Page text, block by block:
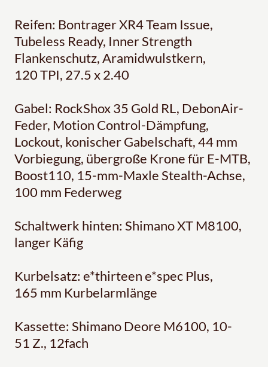
Reifen: Bontrager XR4 Team Issue,
Tubeless Ready, Inner Strength
Flankenschutz, Aramidwulstkern,
120 TPI, 27.5 x 2.40
Gabel: RockShox 35 Gold RL, DebonAir-
Feder, Motion Control-Dämpfung,
Lockout, konischer Gabelschaft, 44 mm
Vorbiegung, übergroße Krone für E-MTB,
Boost110, 15-mm-Maxle Stealth-Achse,
100 mm Federweg
Schaltwerk hinten: Shimano XT M8100,
langer Käfig
Kurbelsatz: e*thirteen e*spec Plus,
165 mm Kurbelarmlänge
Kassette: Shimano Deore M6100, 10-
51 Z., 12fach